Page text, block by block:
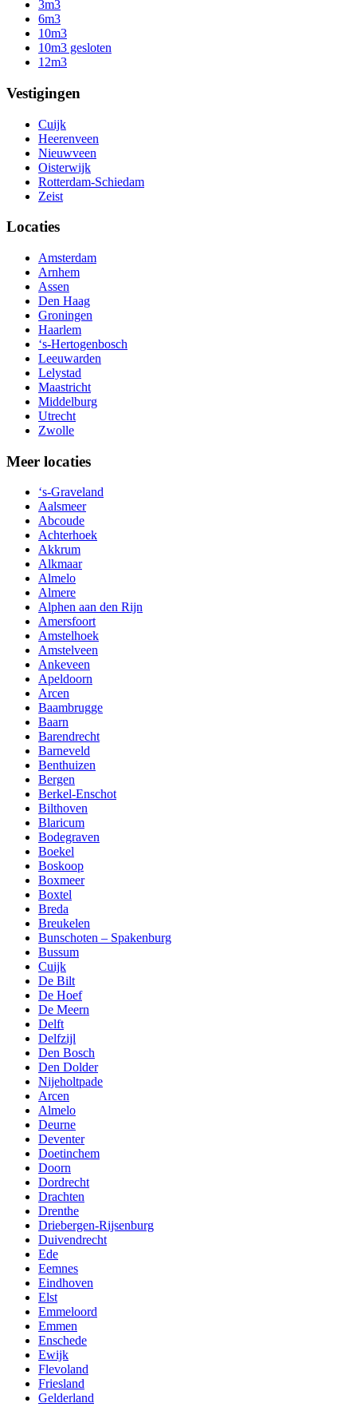
3m3
6m3
10m3
10m3 gesloten
12m3
Vestigingen
Cuijk
Heerenveen
Nieuwveen
Oisterwijk
Rotterdam-Schiedam
Zeist
Locaties
Amsterdam
Arnhem
Assen
Den Haag
Groningen
Haarlem
‘s-Hertogenbosch
Leeuwarden
Lelystad
Maastricht
Middelburg
Utrecht
Zwolle
Meer locaties
‘s-Graveland
Aalsmeer
Abcoude
Achterhoek
Akkrum
Alkmaar
Almelo
Almere
Alphen aan den Rijn
Amersfoort
Amstelhoek
Amstelveen
Ankeveen
Apeldoorn
Arcen
Baambrugge
Baarn
Barendrecht
Barneveld
Benthuizen
Bergen
Berkel-Enschot
Bilthoven
Blaricum
Bodegraven
Boekel
Boskoop
Boxmeer
Boxtel
Breda
Breukelen
Bunschoten – Spakenburg
Bussum
Cuijk
De Bilt
De Hoef
De Meern
Delft
Delfzijl
Den Bosch
Den Dolder
Nijeholtpade
Arcen
Almelo
Deurne
Deventer
Doetinchem
Doorn
Dordrecht
Drachten
Drenthe
Driebergen-Rijsenburg
Duivendrecht
Ede
Eemnes
Eindhoven
Elst
Emmeloord
Emmen
Enschede
Ewijk
Flevoland
Friesland
Gelderland